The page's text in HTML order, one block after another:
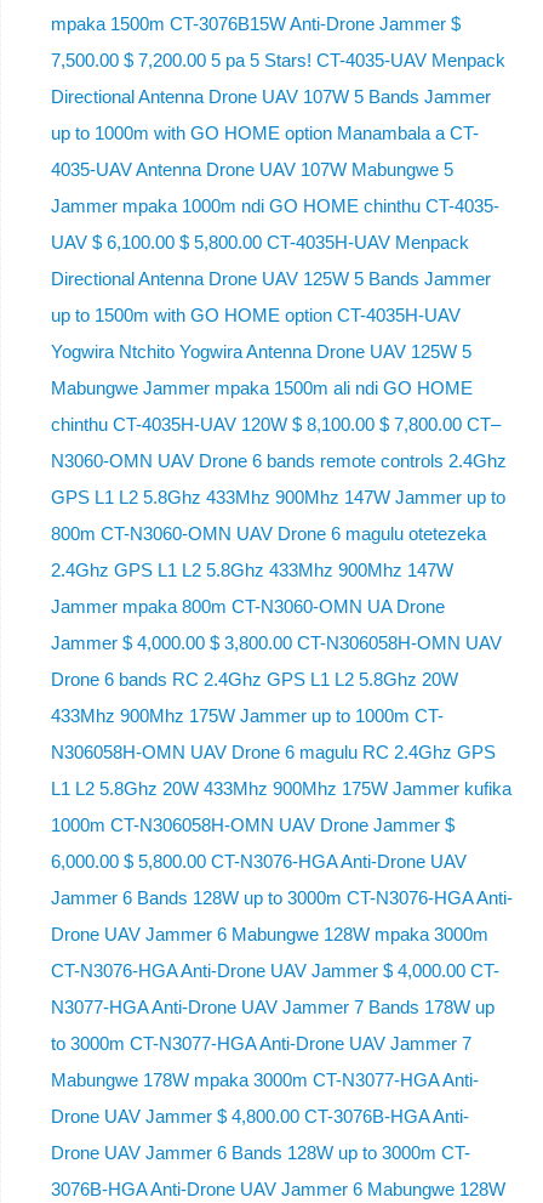
mpaka 1500m CT-3076B15W Anti-Drone Jammer $
7,500.00 $ 7,200.00 5 pa 5 Stars! CT-4035-UAV Menpack
Directional Antenna Drone UAV 107W 5 Bands Jammer
up to 1000m with GO HOME option Manambala a CT-
4035-UAV Antenna Drone UAV 107W Mabungwe 5
Jammer mpaka 1000m ndi GO HOME chinthu CT-4035-
UAV $ 6,100.00 $ 5,800.00 CT-4035H-UAV Menpack
Directional Antenna Drone UAV 125W 5 Bands Jammer
up to 1500m with GO HOME option CT-4035H-UAV
Yogwira Ntchito Yogwira Antenna Drone UAV 125W 5
Mabungwe Jammer mpaka 1500m ali ndi GO HOME
chinthu CT-4035H-UAV 120W $ 8,100.00 $ 7,800.00 CT–
N3060-OMN UAV Drone 6 bands remote controls 2.4Ghz
GPS L1 L2 5.8Ghz 433Mhz 900Mhz 147W Jammer up to
800m CT-N3060-OMN UAV Drone 6 magulu otetezeka
2.4Ghz GPS L1 L2 5.8Ghz 433Mhz 900Mhz 147W
Jammer mpaka 800m CT-N3060-OMN UA Drone
Jammer $ 4,000.00 $ 3,800.00 CT-N306058H-OMN UAV
Drone 6 bands RC 2.4Ghz GPS L1 L2 5.8Ghz 20W
433Mhz 900Mhz 175W Jammer up to 1000m CT-
N306058H-OMN UAV Drone 6 magulu RC 2.4Ghz GPS
L1 L2 5.8Ghz 20W 433Mhz 900Mhz 175W Jammer kufika
1000m CT-N306058H-OMN UAV Drone Jammer $
6,000.00 $ 5,800.00 CT-N3076-HGA Anti-Drone UAV
Jammer 6 Bands 128W up to 3000m CT-N3076-HGA ​​Anti-
Drone UAV Jammer 6 Mabungwe 128W mpaka 3000m
CT-N3076-HGA ​​Anti-Drone UAV Jammer $ 4,000.00 CT-
N3077-HGA Anti-Drone UAV Jammer 7 Bands 178W up
to 3000m CT-N3077-HGA Anti-Drone UAV Jammer 7
Mabungwe 178W mpaka 3000m CT-N3077-HGA Anti-
Drone UAV Jammer $ 4,800.00 CT-3076B-HGA Anti-
Drone UAV Jammer 6 Bands 128W up to 3000m CT-
3076B-HGA Anti-Drone UAV Jammer 6 Mabungwe 128W